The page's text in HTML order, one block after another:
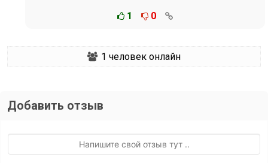
1 0
1 человек онлайн
Добавить отзыв